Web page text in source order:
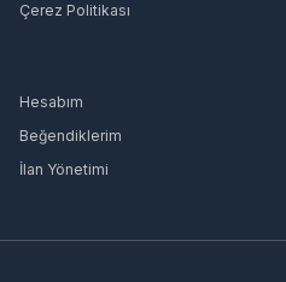
Çerez Politikası
Hesabım
Beğendiklerim
İlan Yönetimi